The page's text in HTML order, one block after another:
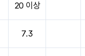
20 이상
7.3